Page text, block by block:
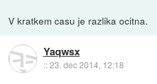
V kratkem casu je razlika ocitna.
Yaqwsx
::23. dec 2014, 12:18